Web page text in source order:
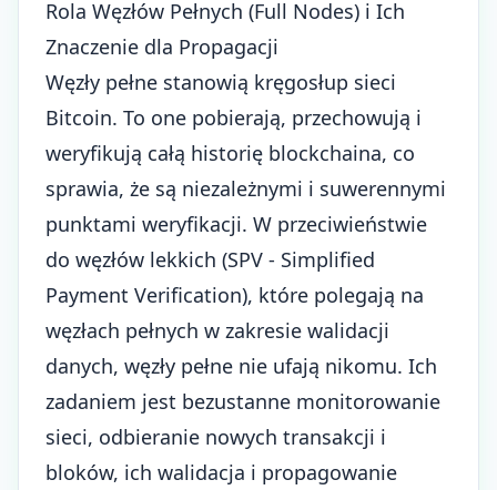
Rola Węzłów Pełnych (Full Nodes) i Ich
Znaczenie dla Propagacji
Węzły pełne stanowią kręgosłup sieci
Bitcoin. To one pobierają, przechowują i
weryfikują całą historię blockchaina, co
sprawia, że są niezależnymi i suwerennymi
punktami weryfikacji. W przeciwieństwie
do węzłów lekkich (SPV - Simplified
Payment Verification), które polegają na
węzłach pełnych w zakresie walidacji
danych, węzły pełne nie ufają nikomu. Ich
zadaniem jest bezustanne monitorowanie
sieci, odbieranie nowych transakcji i
bloków, ich walidacja i propagowanie